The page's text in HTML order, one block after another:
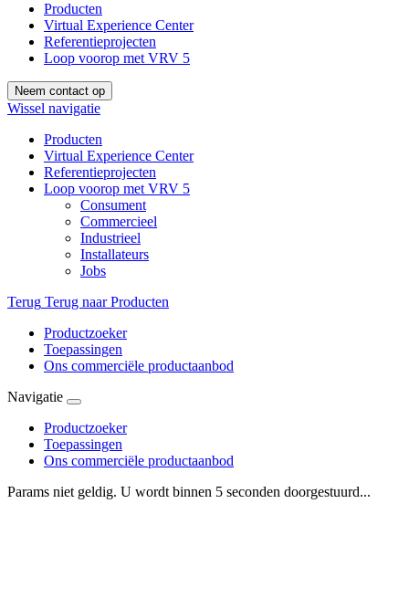
Producten
Virtual Experience Center
Referentieprojecten
Loop voorop met VRV 5
Neem contact op
Wissel navigatie
Producten
Virtual Experience Center
Referentieprojecten
Loop voorop met VRV 5
Consument
Commercieel
Industrieel
Installateurs
Jobs
Terug Terug naar Producten
Productzoeker
Toepassingen
Ons commerciële productaanbod
Navigatie
Productzoeker
Toepassingen
Ons commerciële productaanbod
Params niet geldig. U wordt binnen 5 seconden doorgestuurd...